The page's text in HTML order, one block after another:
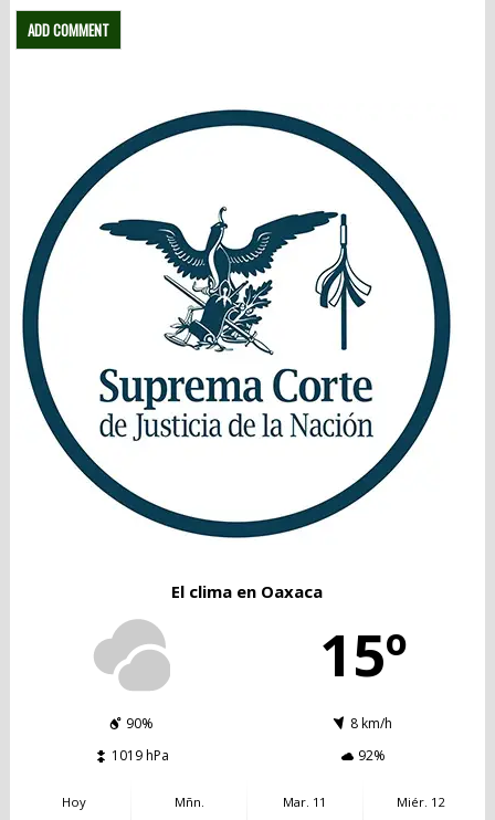
El clima en Oaxaca
15º
90%
8 km/h
1019 hPa
92%
Hoy
Mñn.
Mar. 11
Miér. 12